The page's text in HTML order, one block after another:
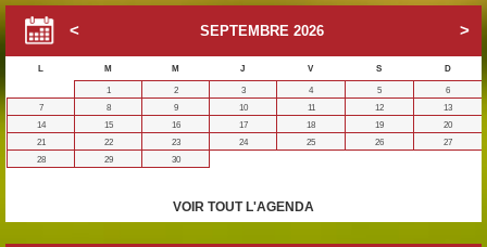
SEPTEMBRE 2026
L M M J V S
D
1
2 3 4 5
6
7
8 9 10 11 12
13
14
15 16 17 18 19
20
21
22 23 24 25 26
27
28
29 30
VOIR TOUT L'AGENDA